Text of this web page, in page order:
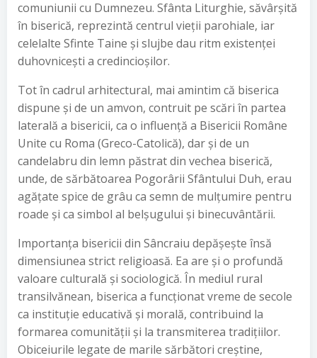
comuniunii cu Dumnezeu. Sfânta Liturghie, săvârșită
în biserică, reprezintă centrul vieții parohiale, iar
celelalte Sfinte Taine și slujbe dau ritm existenței
duhovnicești a credincioșilor.
Tot în cadrul arhitectural, mai amintim că biserica
dispune și de un amvon, contruit pe scări în partea
laterală a bisericii, ca o influență a Bisericii Române
Unite cu Roma (Greco-Catolică), dar și de un
candelabru din lemn păstrat din vechea biserică,
unde, de sărbătoarea Pogorârii Sfântului Duh, erau
agățate spice de grâu ca semn de mulțumire pentru
roade și ca simbol al belșugului și binecuvântării.
Importanța bisericii din Sâncraiu depășește însă
dimensiunea strict religioasă. Ea are și o profundă
valoare culturală și sociologică. În mediul rural
transilvănean, biserica a funcționat vreme de secole
ca instituție educativă și morală, contribuind la
formarea comunității și la transmiterea tradițiilor.
Obiceiurile legate de marile sărbători creștine,